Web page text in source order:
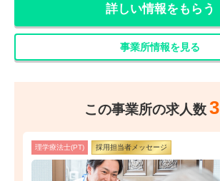
詳しい情報をもらう
事業所情報を見る
この事業所の求人数3
理学療法士(PT) 採用担当者メッセージ